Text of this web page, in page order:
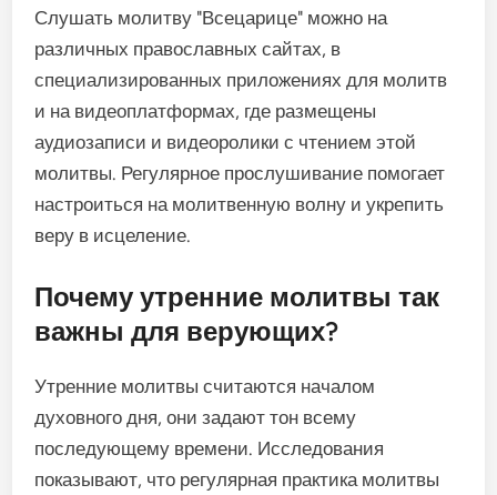
Слушать молитву "Всецарице" можно на
различных православных сайтах, в
специализированных приложениях для молитв
и на видеоплатформах, где размещены
аудиозаписи и видеоролики с чтением этой
молитвы. Регулярное прослушивание помогает
настроиться на молитвенную волну и укрепить
веру в исцеление.
Почему утренние молитвы так
важны для верующих?
Утренние молитвы считаются началом
духовного дня, они задают тон всему
последующему времени. Исследования
показывают, что регулярная практика молитвы